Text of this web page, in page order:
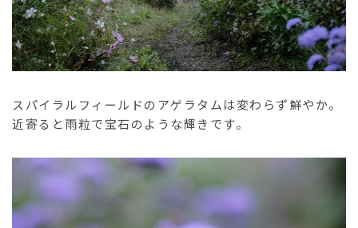
スパイラルフィールドのアゲラタムは変わらず鮮やか。
近寄ると雨粒で宝石のような輝きです。